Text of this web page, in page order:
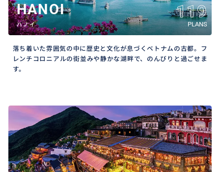
HANOI
ハノイ
119
PLANS
落ち着いた雰囲気の中に歴史と文化が息づくベトナムの古都。フ
レンチコロニアルの街並みや静かな湖畔で、のんびりと過ごせま
す。